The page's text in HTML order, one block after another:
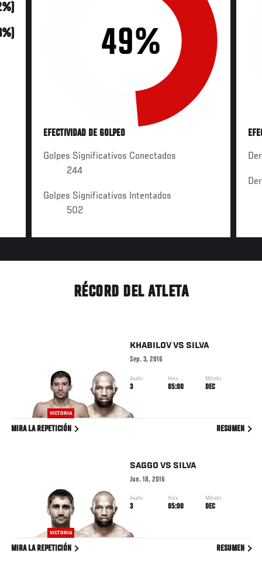
49%
EFECTIVIDAD DE GOLPEO
Golpes Significativos Conectados
244
Golpes Significativos Intentados
502
RÉCORD DEL ATLETA
VICTORIA
KHABILOV VS SILVA
Sep. 3, 2016
Asalto
3
Hora
05:00
Método
DEC
MIRA LA REPETICIÓN RESUMEN
VICTORIA
SAGGO VS SILVA
Jun. 18, 2016
Asalto
3
Hora
05:00
Método
DEC
MIRA LA REPETICIÓN RESUMEN